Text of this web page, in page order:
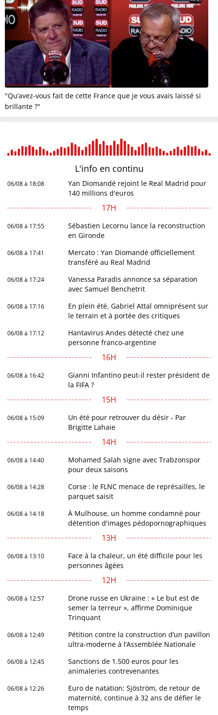
"Qu’avez-vous fait de cette France que je vous avais laissé si
brillante ?"
L'info en continu
06/08 à 18:08
Yan Diomandé rejoint le Real Madrid pour
140 millions d'euros
17H
06/08 à 17:55
Sébastien Lecornu lance la reconstruction
en Gironde
06/08 à 17:41
Mercato : Yan Diomandé officiellement
transféré au Real Madrid
06/08 à 17:24
Vanessa Paradis annonce sa séparation
avec Samuel Benchetrit
06/08 à 17:16
En plein été, Gabriel Attal omniprésent sur
le terrain et à portée des critiques
06/08 à 17:12
Hantavirus Andes détecté chez une
personne franco-argentine
16H
06/08 à 16:42
Gianni Infantino peut-il rester président de
la FIFA ?
15H
06/08 à 15:09
Un été pour retrouver du désir - Par
Brigitte Lahaie
14H
06/08 à 14:40
Mohamed Salah signe avec Trabzonspor
pour deux saisons
06/08 à 14:28
Corse : le FLNC menace de représailles, le
parquet saisit
06/08 à 14:18
À Mulhouse, un homme condamné pour
détention d'images pédopornographiques
13H
06/08 à 13:10
Face à la chaleur, un été difficile pour les
personnes âgées
12H
06/08 à 12:57
Drone russe en Ukraine : « Le but est de
semer la terreur », affirme Dominique
Trinquant
06/08 à 12:49
Pétition contre la construction d’un pavillon
ultra-moderne à l’Assemblée Nationale
06/08 à 12:45
Sanctions de 1.500 euros pour les
animaleries contrevenantes
06/08 à 12:26
Euro de natation: Sjöström, de retour de
maternité, continue à 32 ans de défier le
temps